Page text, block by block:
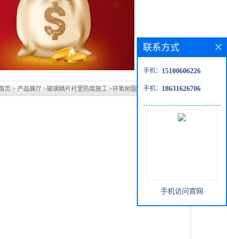
页 > 产品展厅 >玻璃鳞片衬里防腐施工 >环氧树脂玻璃鳞片防腐生产
联系方式
手机： 15100606226
手机： 18631626706
手机访问官网